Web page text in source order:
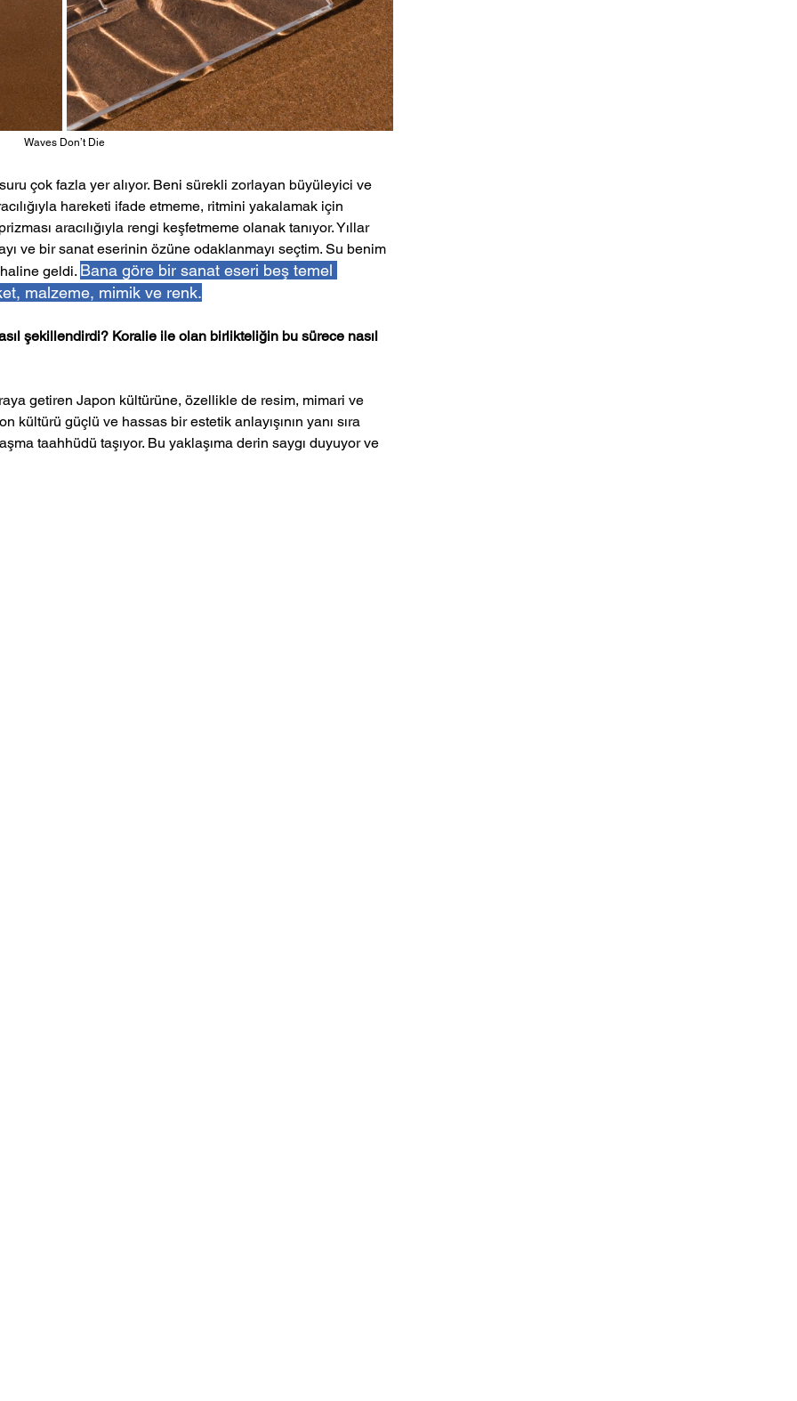
Waves Don’t Die
çok fazla yer alıyor. Beni sürekli zorlayan büyüleyici ve
hareketi ifade etmeme, ritmini yakalamak için
aracılığıyla rengi keşfetmeme olanak tanıyor. Yıllar
ve bir sanat eserinin özüne odaklanmayı seçtim. Su benim
geldi. Bana göre bir sanat eseri beş temel
malzeme, mimik ve renk.
şekillendirdi? Koralie ile olan birlikteliğin bu sürece nasıl
getiren Japon kültürüne, özellikle de resim, mimari ve
kültürü güçlü ve hassas bir estetik anlayışının yanı sıra
taahhüdü taşıyor. Bu yaklaşıma derin saygı duyuyor ve